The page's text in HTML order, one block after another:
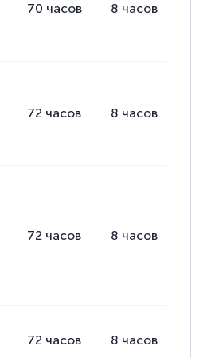
помогли
Это
подготовку
помогает пройти
Спасибо!
уровня
Академии! Грамотное,
повышение
раз - СПАСИБО!
70 часов 8 часов
72 часов 8 часов
72 часов 8 часов
72 часов 8 часов